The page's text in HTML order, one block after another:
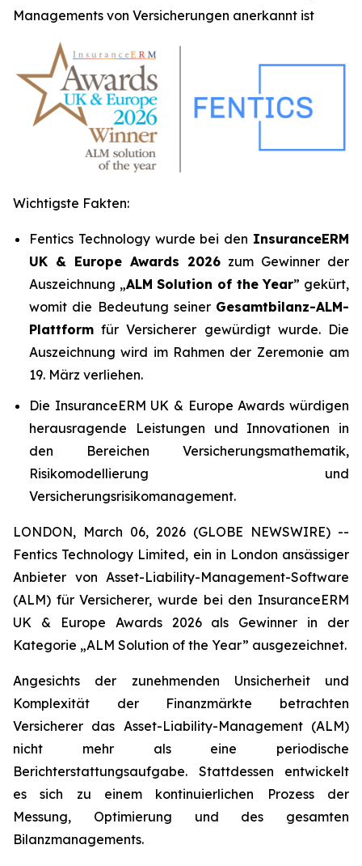
Managements von Versicherungen anerkannt ist
Wichtigste Fakten:
Fentics Technology wurde bei den InsuranceERM
UK & Europe Awards 2026 zum Gewinner der
Auszeichnung „ALM Solution of the Year” gekürt,
womit die Bedeutung seiner Gesamtbilanz-ALM-
Plattform für Versicherer gewürdigt wurde. Die
Auszeichnung wird im Rahmen der Zeremonie am
19. März verliehen.
Die InsuranceERM UK & Europe Awards würdigen
herausragende Leistungen und Innovationen in
den Bereichen Versicherungsmathematik,
Risikomodellierung und
Versicherungsrisikomanagement.
LONDON, March 06, 2026 (GLOBE NEWSWIRE) --
Fentics Technology Limited, ein in London ansässiger
Anbieter von Asset-Liability-Management-Software
(ALM) für Versicherer, wurde bei den InsuranceERM
UK & Europe Awards 2026 als Gewinner in der
Kategorie „ALM Solution of the Year” ausgezeichnet.
Angesichts der zunehmenden Unsicherheit und
Komplexität der Finanzmärkte betrachten
Versicherer das Asset-Liability-Management (ALM)
nicht mehr als eine periodische
Berichterstattungsaufgabe. Stattdessen entwickelt
es sich zu einem kontinuierlichen Prozess der
Messung, Optimierung und des gesamten
Bilanzmanagements.